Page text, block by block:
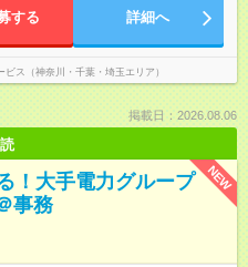
する 詳細へ
ス（神奈川・千葉・埼玉エリア）
掲載日：2026.08.06
NEW
！大手電力グループ
事務